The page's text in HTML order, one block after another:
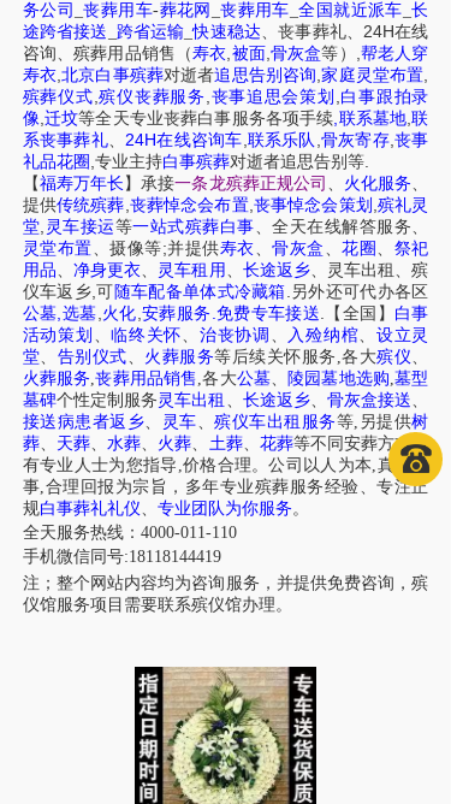
务公司
_丧葬用车-葬花网 丧葬用车 全国就近派车 长
途跨省接送 跨省运输 _快速稳达、丧事葬礼、 24H在线
咨询、殡葬用品销售 （寿衣 被面, 骨灰盒等）
帮老人穿
寿衣 ,北京白事殡葬对逝者追思告别咨询 ,家庭灵堂布置
殡葬仪式 殡仪丧葬服务 丧事追思会策划 白事跟拍录
像 迁坟等全天专业丧葬白事服务各项手续 联系墓地 ,联
系丧事葬礼、24H在线咨询车 联系乐队 骨灰寄存, 丧事
礼品花圈 专业主持白事殡葬对逝者追思告别等.
【福寿万年长 】承接一条龙殡葬正规公司 、 火化服务、
提供传统殡葬 丧葬悼念会布置, 丧事悼念会策划 殡礼灵
堂 灵车接运等一站式殡葬白事、全天在线解答服务、
灵堂布置、摄像等;并提供寿衣、骨灰盒 、花圈 、 祭祀
用品、 净身更衣、 灵车租用 、 长途返乡、 灵车出租 、殡
仪车返乡 可 随车配备单体式冷藏箱 另外还可代办各区
公墓 选墓 火化 安葬服务 免费专车接送 【全国】 白事
活动策划 、临终关怀、 治丧协调 、 入殓纳棺、 设立灵
堂、 告别仪式、 火葬服务等后续关怀服务,各大殡仪、
火葬服务,丧葬用品销售,各大公墓、 陵园墓地选购,墓型
墓碑个性定制服务 灵车出租 、 长途返乡、 骨灰盒接送、
接送病患者返乡、 灵车、殡仪车出租服务等,另提供树
葬、 天葬、水葬、 火葬、 土葬、 花葬等不同安葬方式，
有专业人士为您指导,价格合理。公司以人为本,真诚做
事,合理回报为宗旨，多年专业殡葬服务经验、专注正
规白事葬礼礼仪、 专业团队为你服务。
全天服务热线：4000-011-110
手机微信同号:18118144419
注；整个网站内容均为咨询服务，并提供免费咨询，殡
仪馆服务项目需要联系殡仪馆办理。